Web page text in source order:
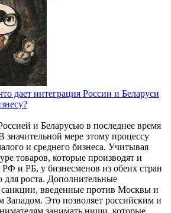
дает интеграция России и Беларуси
и Беларусью в последнее время
значительной мере этому процессу
и среднего бизнеса. Учитывая
товаров, которые производят и
и РБ, у бизнесменов из обеих стран
для роста. Дополнительные
введенные против Москвы и
Это позволяет российским и
занимать ниши, которые